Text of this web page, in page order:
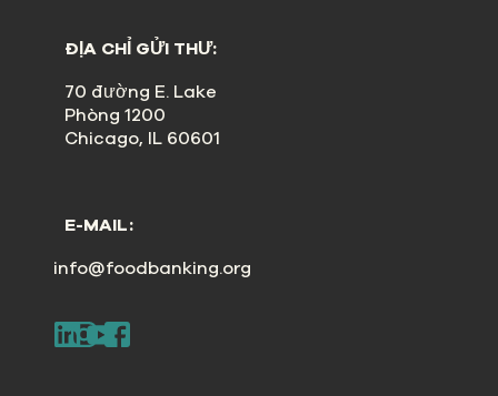
ĐỊA CHỈ GỬI THƯ:
70 đường E. Lake
Phòng 1200
Chicago, IL 60601
E-MAIL:
info@foodbanking.org